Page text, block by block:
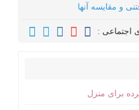
و مقایسه آنها
اجتماعی :
برای منزل